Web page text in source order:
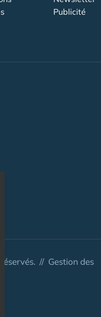
Publicité
// Gestion des